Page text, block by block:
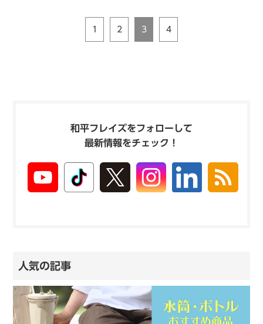
1 2 3 4
和平フレイズをフォローして
最新情報をチェック！
人気の記事